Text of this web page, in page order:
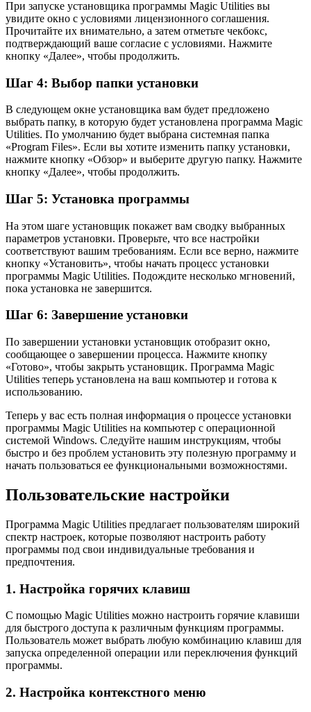
При запуске установщика программы Magic Utilities вы
увидите окно с условиями лицензионного соглашения.
Прочитайте их внимательно, а затем отметьте чекбокс,
подтверждающий ваше согласие с условиями. Нажмите
кнопку «Далее», чтобы продолжить.
Шаг 4: Выбор папки установки
В следующем окне установщика вам будет предложено
выбрать папку, в которую будет установлена программа Magic
Utilities. По умолчанию будет выбрана системная папка
«Program Files». Если вы хотите изменить папку установки,
нажмите кнопку «Обзор» и выберите другую папку. Нажмите
кнопку «Далее», чтобы продолжить.
Шаг 5: Установка программы
На этом шаге установщик покажет вам сводку выбранных
параметров установки. Проверьте, что все настройки
соответствуют вашим требованиям. Если все верно, нажмите
кнопку «Установить», чтобы начать процесс установки
программы Magic Utilities. Подождите несколько мгновений,
пока установка не завершится.
Шаг 6: Завершение установки
По завершении установки установщик отобразит окно,
сообщающее о завершении процесса. Нажмите кнопку
«Готово», чтобы закрыть установщик. Программа Magic
Utilities теперь установлена на ваш компьютер и готова к
использованию.
Теперь у вас есть полная информация о процессе установки
программы Magic Utilities на компьютер с операционной
системой Windows. Следуйте нашим инструкциям, чтобы
быстро и без проблем установить эту полезную программу и
начать пользоваться ее функциональными возможностями.
Пользовательские настройки
Программа Magic Utilities предлагает пользователям широкий
спектр настроек, которые позволяют настроить работу
программы под свои индивидуальные требования и
предпочтения.
1. Настройка горячих клавиш
С помощью Magic Utilities можно настроить горячие клавиши
для быстрого доступа к различным функциям программы.
Пользователь может выбрать любую комбинацию клавиш для
запуска определенной операции или переключения функций
программы.
2. Настройка контекстного меню